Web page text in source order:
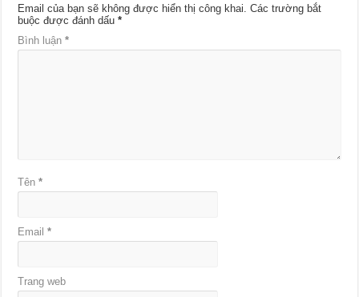
Email của bạn sẽ không được hiển thị công khai. Các trường bắt
buộc được đánh dấu*
Bình luận*
Tên*
Email*
Trang web